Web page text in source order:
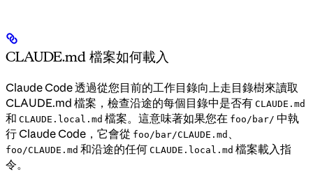
CLAUDE.md 檔案如何載入
Claude Code 透過從您目前的工作目錄向上走目錄樹來讀取
CLAUDE.md 檔案，檢查沿途的每個目錄中是否有 CLAUDE.md
和 CLAUDE.local.md 檔案。這意味著如果您在 foo/bar/ 中執
行 Claude Code，它會從 foo/bar/CLAUDE.md
foo/CLAUDE.md 和沿途的任何 CLAUDE.local.md 檔案載入指
令。